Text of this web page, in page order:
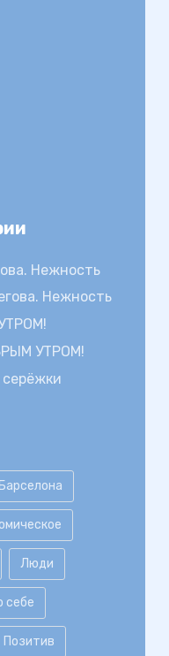
Нежность
Нежность
УТРОМ!
Барселона
Люди
себе
Позитив